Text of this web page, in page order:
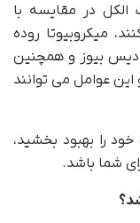
الکل در مقایسه با
میکروبیوتا روده
دیس بیوز و همچنین
عوامل می توانند
را بهبود بخشید،
شما باشد.